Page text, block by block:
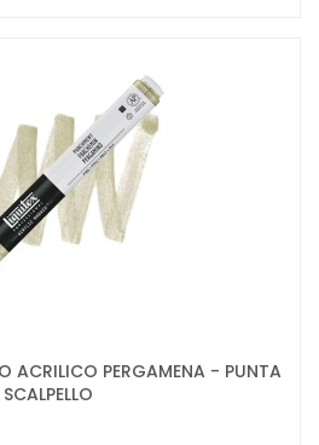
ACRILICO PERGAMENA - PUNTA
SCALPELLO